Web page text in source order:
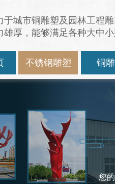
于城市铜雕塑及园林工程
雄厚，能够满足各种大中
不锈钢雕塑 铜
您